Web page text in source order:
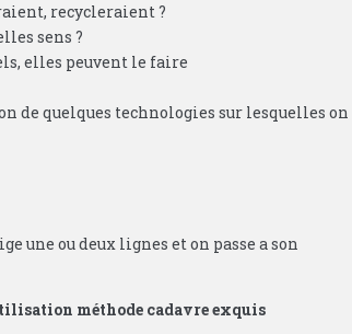
recycleraient ?
sens ?
elles peuvent le faire
de quelques technologies sur lesquelles on
une ou deux lignes et on passe a son
méthode cadavre exquis